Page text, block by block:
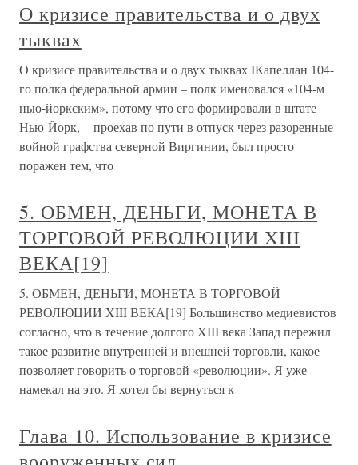
О кризисе правительства и о двух
тыквах
О кризисе правительства и о двух тыквах IКапеллан 104-
го полка федеральной армии – полк именовался «104-м
нью-йоркским», потому что его формировали в штате
Нью-Йорк, – проехав по пути в отпуск через разоренные
войной графства северной Виргинии, был просто
поражен тем, что
5. ОБМЕН, ДЕНЬГИ, МОНЕТА В
ТОРГОВОЙ РЕВОЛЮЦИИ XIII
ВЕКА[19]
5. ОБМЕН, ДЕНЬГИ, МОНЕТА В ТОРГОВОЙ
РЕВОЛЮЦИИ XIII ВЕКА[19] Большинство медиевистов
согласно, что в течение долгого XIII века Запад пережил
такое развитие внутренней и внешней торговли, какое
позволяет говорить о торговой «революции». Я уже
намекал на это. Я хотел бы вернуться к
Глава 10. Использование в кризисе